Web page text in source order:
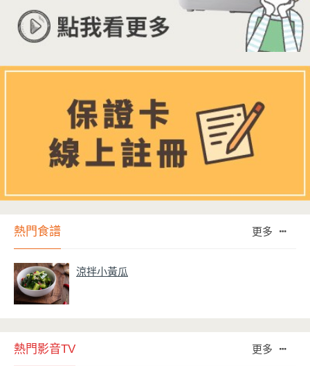
熱門食譜 更多
涼拌小黃瓜
熱門影音TV 更多